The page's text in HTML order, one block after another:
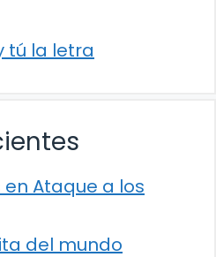
tú la letra
Ataque a los
del mundo